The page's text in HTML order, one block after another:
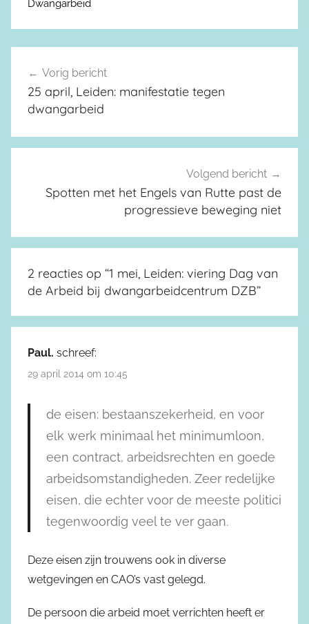
Dwangarbeid
Berichtnavigatie
Vorig bericht
25 april, Leiden: manifestatie tegen
dwangarbeid
Volgend bericht
Spotten met het Engels van Rutte past de
progressieve beweging niet
2 reacties op “1 mei, Leiden: viering Dag van
de Arbeid bij dwangarbeidcentrum DZB”
Paul. schreef:
29 april 2014 om 10:45
de eisen: bestaanszekerheid, en voor
elk werk minimaal het minimumloon,
een contract, arbeidsrechten en goede
arbeidsomstandigheden. Zeer redelijke
eisen, die echter voor de meeste politici
tegenwoordig veel te ver gaan.
Deze eisen zijn trouwens ook in diverse
wetgevingen en CAO’s vast gelegd.
De persoon die arbeid moet verrichten heeft er